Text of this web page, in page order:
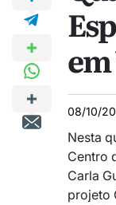
08/10/
Nesta
Centro
Carla
projeto